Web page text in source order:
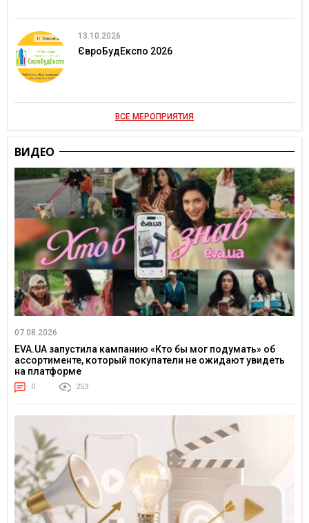
13.10.2026
ЄвроБудЕкспо 2026
ВСЕ МЕРОПРИЯТИЯ
ВИДЕО
07.08.2026
EVA.UA запустила кампанию «Кто бы мог подумать» об
ассортименте, который покупатели не ожидают увидеть
на платформе
0 253